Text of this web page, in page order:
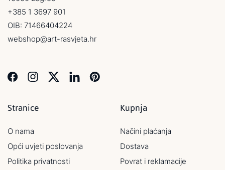
+385 1 3697 901
OIB: 71466404224
webshop@art-rasvjeta.hr
Stranice
O nama
Opći uvjeti poslovanja
Politika privatnosti
Kupnja
Načini plaćanja
Dostava
Povrat i reklamacije